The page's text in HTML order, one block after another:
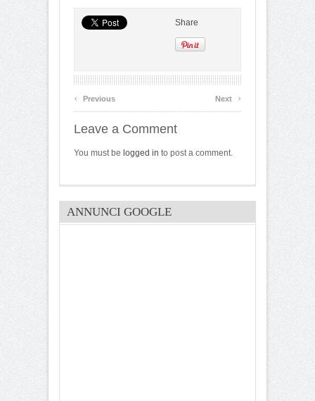
Share
‹ Previous Next ›
Leave a Comment
You must be logged in to post a comment.
ANNUNCI GOOGLE